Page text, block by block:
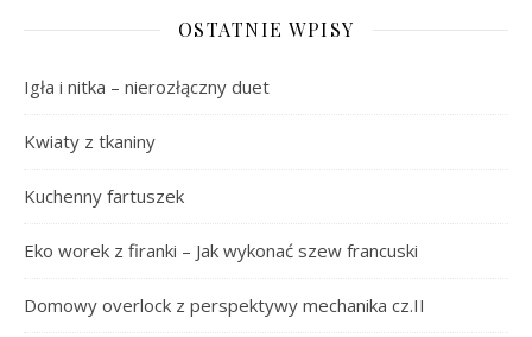
OSTATNIE WPISY
Igła i nitka – nierozłączny duet
Kwiaty z tkaniny
Kuchenny fartuszek
Eko worek z firanki – Jak wykonać szew francuski
Domowy overlock z perspektywy mechanika cz.II